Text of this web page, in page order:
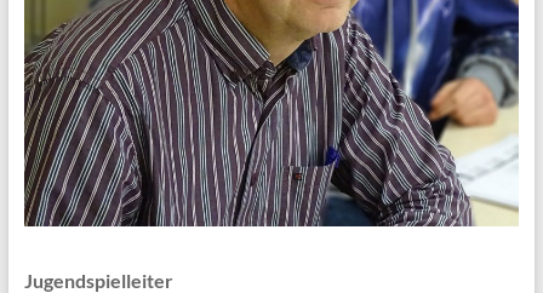
Jugendspielleiter